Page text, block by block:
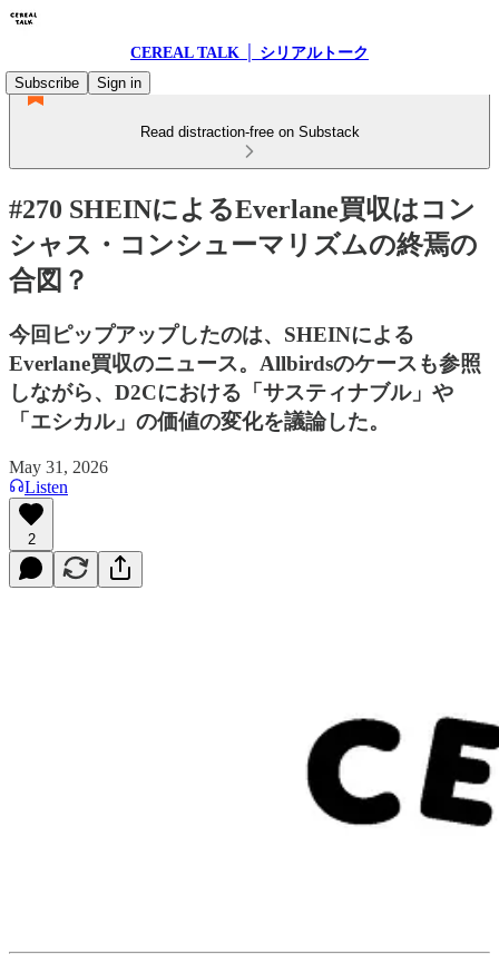
CEREAL TALK │ シリアルトーク
Subscribe
Sign in
Read distraction-free on Substack
#270 SHEINによるEverlane買収はコン
シャス・コンシューマリズムの終焉の
合図？
今回ピップアップしたのは、SHEINによる
Everlane買収のニュース。Allbirdsのケースも参照
しながら、D2Cにおける「サスティナブル」や
「エシカル」の価値の変化を議論した。
May 31, 2026
Listen
2